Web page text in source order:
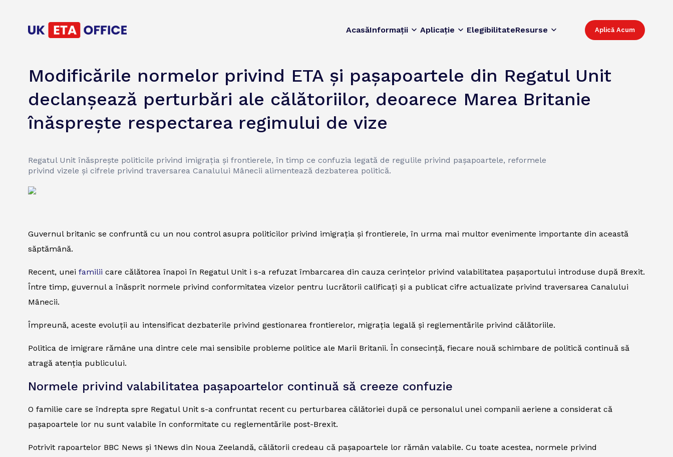
AcasăInformații Aplicație ElegibilitateResurse Aplică Acum
Modificările normelor privind ETA și pașapoartele din Regatul Unit
declanșează perturbări ale călătoriilor, deoarece Marea Britanie
înăsprește respectarea regimului de vize
Regatul Unit înăsprește politicile privind imigrația și frontierele, în timp ce confuzia legată de regulile privind pașapoartele, reformele
privind vizele și cifrele privind traversarea Canalului Mânecii alimentează dezbaterea politică.
Guvernul britanic se confruntă cu un nou control asupra politicilor privind imigrația și frontierele, în urma mai multor evenimente importante din această
săptămână.
Recent, unei familii care călătorea înapoi în Regatul Unit i s-a refuzat îmbarcarea din cauza cerințelor privind valabilitatea pașaportului introduse după Brexit.
Între timp, guvernul a înăsprit normele privind conformitatea vizelor pentru lucrătorii calificați și a publicat cifre actualizate privind traversarea Canalului
Mânecii.
Împreună, aceste evoluții au intensificat dezbaterile privind gestionarea frontierelor, migrația legală și reglementările privind călătoriile.
Politica de imigrare rămâne una dintre cele mai sensibile probleme politice ale Marii Britanii. În consecință, fiecare nouă schimbare de politică continuă să
atragă atenția publicului.
Normele privind valabilitatea pașapoartelor continuă să creeze confuzie
O familie care se îndrepta spre Regatul Unit s-a confruntat recent cu perturbarea călătoriei după ce personalul unei companii aeriene a considerat că
pașapoartele lor nu sunt valabile în conformitate cu reglementările post-Brexit.
Potrivit rapoartelor BBC News și 1News din Noua Zeelandă, călătorii credeau că pașapoartele lor rămân valabile. Cu toate acestea, normele privind